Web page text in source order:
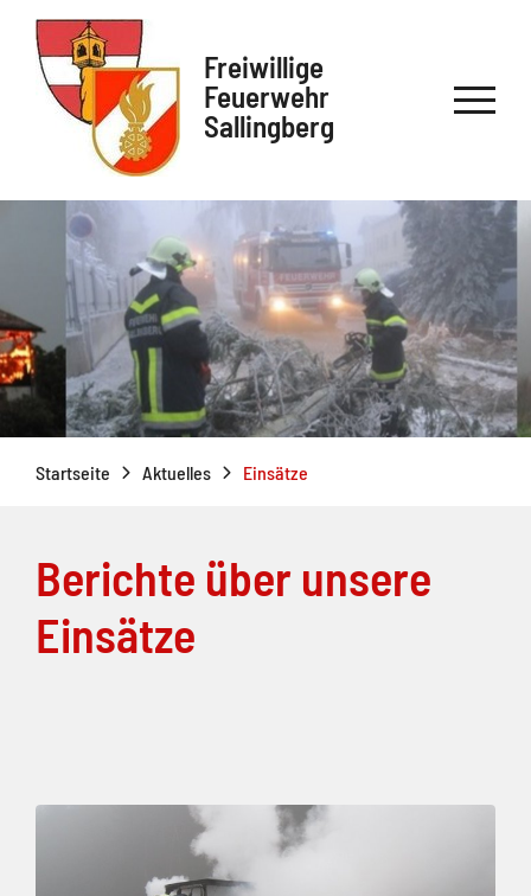
Freiwillige
Feuerwehr
Sallingberg
Startseite Aktuelles Einsätze
Berichte über unsere
Einsätze